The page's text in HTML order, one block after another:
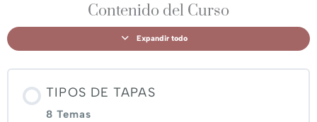
Contenido del Curso
Expandir todo
TIPOS DE TAPAS
8 Temas